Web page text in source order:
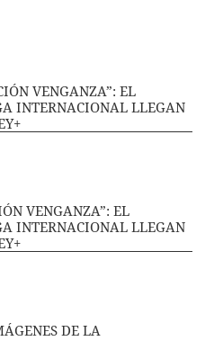
VENGANZA”: EL
INTERNACIONAL LLEGAN
VENGANZA”: EL
INTERNACIONAL LLEGAN
DE LA